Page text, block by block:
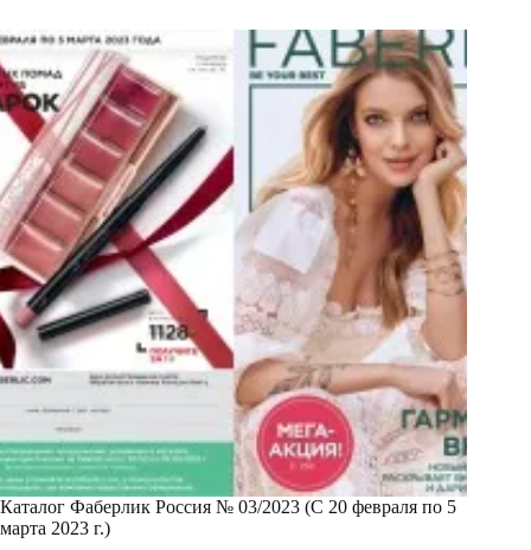
Каталог Фаберлик Россия № 03/2023 (С 20 февраля по 5
марта 2023 г.)